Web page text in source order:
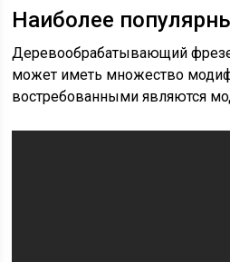
Наиболее
Деревообрабатывающий
может иметь множество
востребованными являются